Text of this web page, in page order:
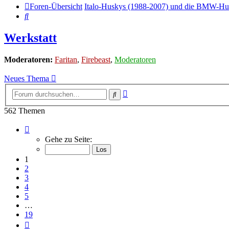
Foren-Übersicht Italo-Huskys (1988-2007) und die BMW-
Suche
Werkstatt
Moderatoren: Faritan, Firebeast, Moderatoren
Neues Thema
Suche
562 Themen
von
Gehe zu Seite:
1
2
3
4
5
…
19